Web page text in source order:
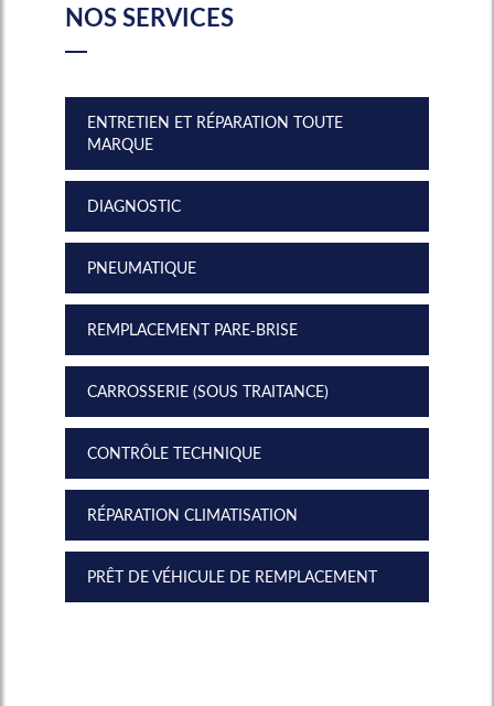
NOS SERVICES
ENTRETIEN ET RÉPARATION TOUTE
MARQUE
DIAGNOSTIC
PNEUMATIQUE
REMPLACEMENT PARE-BRISE
CARROSSERIE (SOUS TRAITANCE)
CONTRÔLE TECHNIQUE
RÉPARATION CLIMATISATION
PRÊT DE VÉHICULE DE REMPLACEMENT